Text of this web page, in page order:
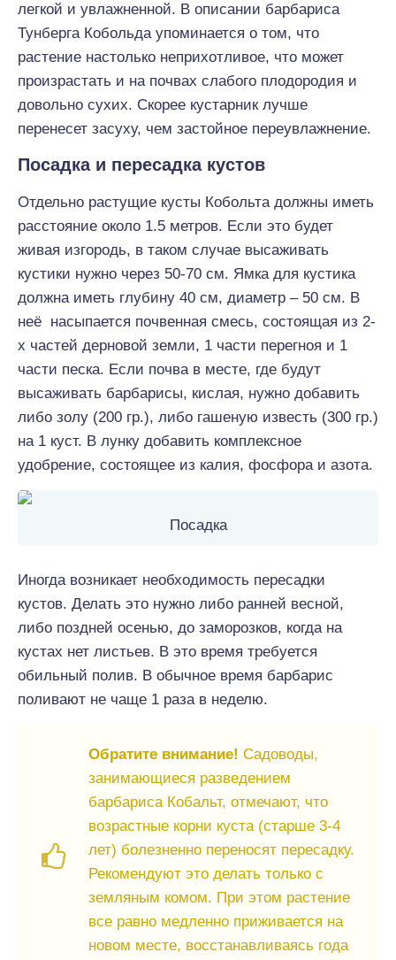
легкой и увлажненной. В описании барбариса
Тунберга Кобольда упоминается о том, что
растение настолько неприхотливое, что может
произрастать и на почвах слабого плодородия и
довольно сухих. Скорее кустарник лучше
перенесет засуху, чем застойное переувлажнение.
Посадка и пересадка кустов
Отдельно растущие кусты Кобольта должны иметь
расстояние около 1.5 метров. Если это будет
живая изгородь, в таком случае высаживать
кустики нужно через 50-70 см. Ямка для кустика
должна иметь глубину 40 см, диаметр – 50 см. В
неё насыпается почвенная смесь, состоящая из 2-
х частей дерновой земли, 1 части перегноя и 1
части песка. Если почва в месте, где будут
высаживать барбарисы, кислая, нужно добавить
либо золу (200 гр.), либо гашеную известь (300 гр.)
на 1 куст. В лунку добавить комплексное
удобрение, состоящее из калия, фосфора и азота.
Посадка
Иногда возникает необходимость пересадки
кустов. Делать это нужно либо ранней весной,
либо поздней осенью, до заморозков, когда на
кустах нет листьев. В это время требуется
обильный полив. В обычное время барбарис
поливают не чаще 1 раза в неделю.
Обратите внимание! Садоводы,
занимающиеся разведением
барбариса Кобальт, отмечают, что
возрастные корни куста (старше 3-4
лет) болезненно переносят пересадку.
Рекомендуют это делать только с
земляным комом. При этом растение
все равно медленно приживается на
новом месте, восстанавливаясь года